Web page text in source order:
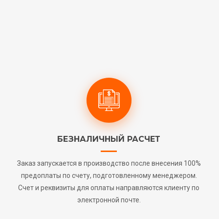
БЕЗНАЛИЧНЫЙ РАСЧЕТ
Заказ запускается в производство после внесения 100%
предоплаты по счету, подготовленному менеджером.
Счет и реквизиты для оплаты направляются клиенту по
электронной почте.